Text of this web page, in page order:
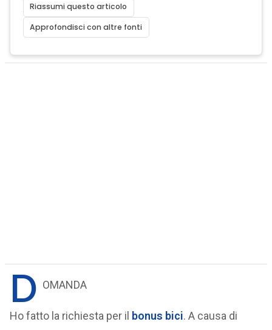
Riassumi questo articolo
Approfondisci con altre fonti
D OMANDA
Ho fatto la richiesta per il bonus bici. A causa di